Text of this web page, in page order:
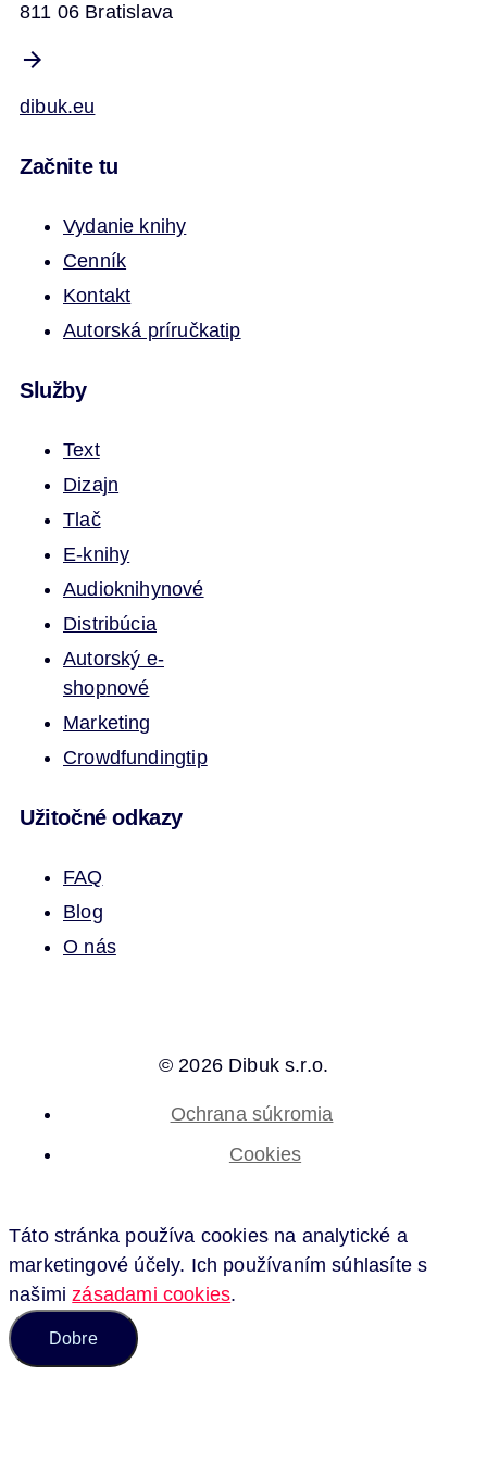
811 06 Bratislava
dibuk.eu
Začnite tu
Vydanie knihy
Cenník
Kontakt
Autorská príručkatip
Služby
Text
Dizajn
Tlač
E-knihy
Audioknihynové
Distribúcia
Autorský e-
shopnové
Marketing
Crowdfundingtip
Užitočné odkazy
FAQ
Blog
O nás
© 2026 Dibuk s.r.o.
Ochrana súkromia
Cookies
Táto stránka používa cookies na analytické a
marketingové účely. Ich používaním súhlasíte s
našimizásadami cookies.
Dobre